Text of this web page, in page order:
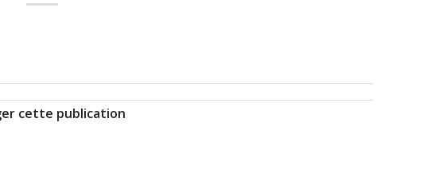
cette publication